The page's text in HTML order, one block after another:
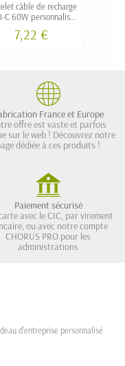
câble de recharge
C 60W personnalisé
7,22 €
France et Europe
offre est vaste et parfois
sur le web ! Découvrez notre
dédiée à ces produits !
Paiement sécurisé
avec le CIC, par virement
ou avec notre compte
CHORUS PRO pour les
administrations
d'entreprise personnalisé